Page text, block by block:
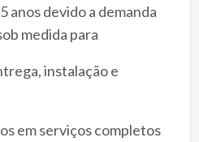
anos devido a demanda
medida para
instalação e
em serviços completos